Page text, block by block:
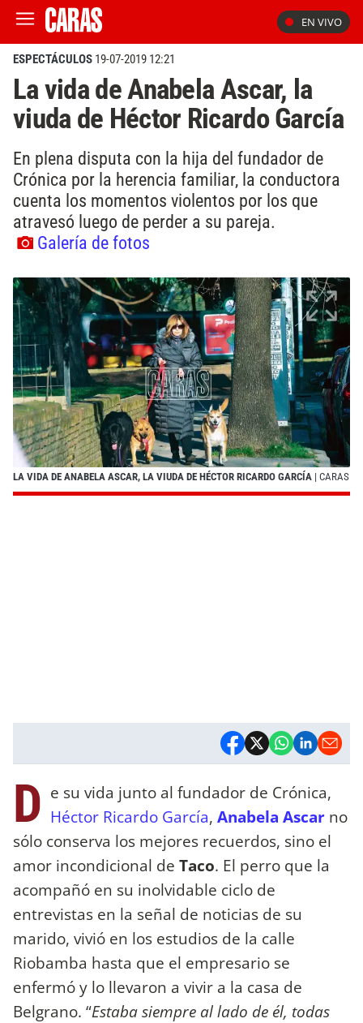
EN VIVO
ESPECTÁCULOS 19-07-2019 12:21
La vida de Anabela Ascar, la
viuda de Héctor Ricardo García
En plena disputa con la hija del fundador de
Crónica por la herencia familiar, la conductora
cuenta los momentos violentos por los que
atravesó luego de perder a su pareja.
Galería de fotos
LA VIDA DE ANABELA ASCAR, LA VIUDA DE HÉCTOR RICARDO GARCÍA | CARAS
D e su vida junto al fundador de Crónica,
Héctor Ricardo García, Anabela Ascar no
sólo conserva los mejores recuerdos, sino el
amor incondicional de Taco. El perro que la
acompañó en su inolvidable ciclo de
entrevistas en la señal de noticias de su
marido, vivió en los estudios de la calle
Riobamba hasta que el empresario se
enfermó y lo llevaron a vivir a la casa de
Belgrano. “Estaba siempre al lado de él, todas